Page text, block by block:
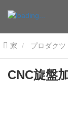
家 プロダクツ
工アルミ部品
CNC旋盤